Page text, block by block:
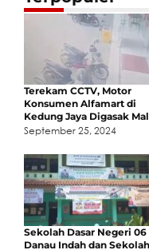
Terekam CCTV, Motor
Konsumen Alfamart di
Kedung Jaya Digasak
September 25, 2024
Sekolah Dasar Negeri 06
Danau Indah dan Sekolah